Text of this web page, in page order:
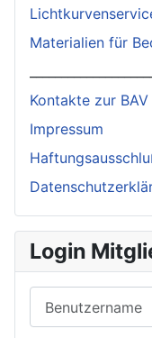
Materialien für
Kontakte zur BAV
Impressum
Login